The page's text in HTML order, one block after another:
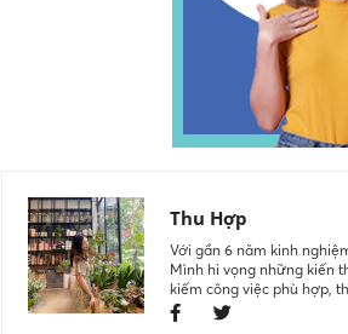
Thu Hợp
Với gần 6 năm kinh
Mình hi vọng những kiến
kiếm công việc phù hợp,